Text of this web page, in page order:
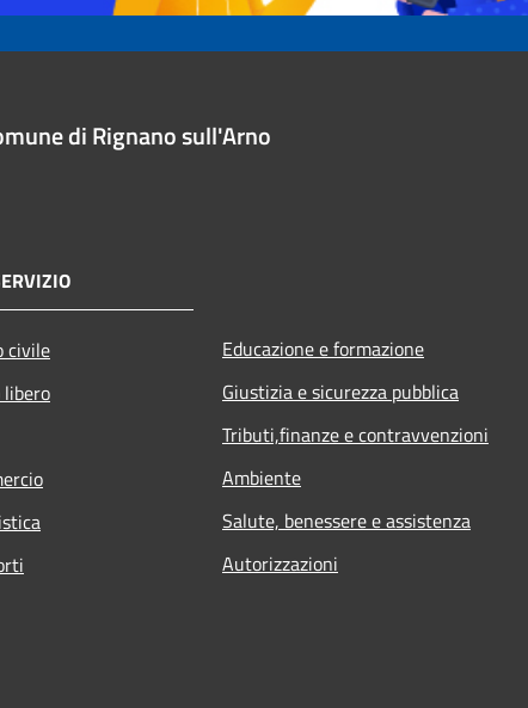
di Rignano sull'Arno
civile
Educazione e formazione
Giustizia e sicurezza pubblica
Tributi,finanze e contravvenzioni
Ambiente
Salute, benessere e assistenza
Autorizzazioni